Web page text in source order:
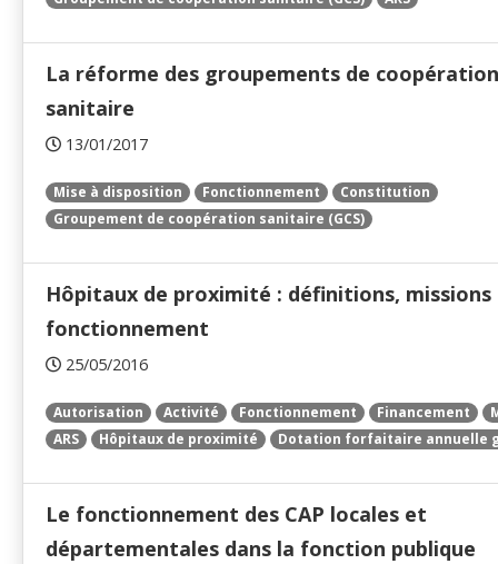
La réforme des groupements de coopération
sanitaire
13/01/2017
Mise à disposition Fonctionnement
Constitution
Groupement de coopération sanitaire (GCS)
Hôpitaux de proximité : définitions,
fonctionnement
25/05/2016
Autorisation Activité Fonctionnement Financement
ARS
Hôpitaux de proximité Dotation forfaitaire annuelle
Le fonctionnement des CAP locales et
départementales dans la fonction publique